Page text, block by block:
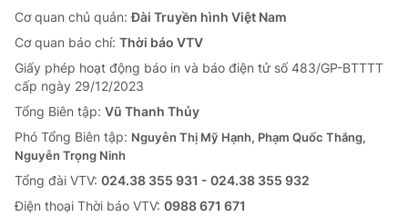
Giải sao mai
Làm đẹp
Chất lượng cuộc sống
Tuyển sinh
Học trực tuyến
Công nghệ
Hitech Công nghệ tương lai
Sản phẩm
Thị trường
Tư vấn
Giao lưu trực tuyến
Lịch phát sóng
Chuyên mục khác
Cơ quan chủ quản:Đài Truyền hình Việt Nam
Cơ quan báo chí: Thời báo VTV
Giấy phép hoạt động báo in và báo điện tử số 483/GP-BTTTT
cấp ngày 29/12/2023
Tổng Biên tập: Vũ Thanh Thủy
Phó Tổng Biên tập: Nguyễn Thị Mỹ Hạnh, Phạm Quốc Thắng,
Nguyễn Trọng Ninh
Tổng đài VTV: 024.38 355 931 - 024.38 355 932
Ðiện thoại Thời báo VTV: 0988 671 671